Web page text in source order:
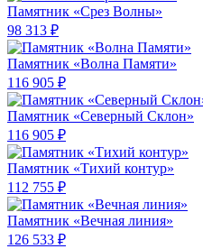
Памятник «Срез Волны»
98 313 ₽
Памятник «Волна Памяти»
116 905 ₽
Памятник «Северный Склон»
116 905 ₽
Памятник «Тихий контур»
112 755 ₽
Памятник «Вечная линия»
126 533 ₽